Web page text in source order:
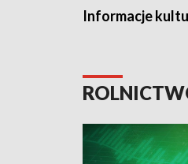
Informacje